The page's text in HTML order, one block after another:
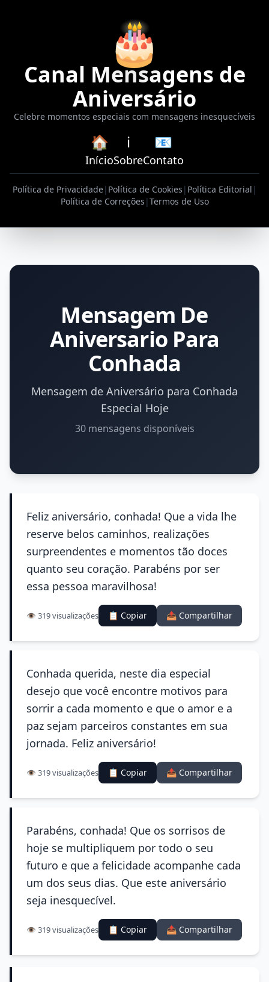
🎂
Canal Mensagens de
Aniversário
Celebre momentos especiais com mensagens inesquecíveis
🏠
Início
ℹ️
Sobre
📧
Contato
Política de Privacidade| Política de Cookies | Política Editorial |
Política de Correções |Termos de Uso
Mensagem De
Aniversario Para
Conhada
Mensagem de Aniversário para Conhada
Especial Hoje
30 mensagens disponíveis
Feliz aniversário, conhada! Que a vida lhe
reserve belos caminhos, realizações
surpreendentes e momentos tão doces
quanto seu coração. Parabéns por ser
essa pessoa maravilhosa!
👁️ 319 visualizações 📋 Copiar 📤 Compartilhar
Conhada querida, neste dia especial
desejo que você encontre motivos para
sorrir a cada momento e que o amor e a
paz sejam parceiros constantes em sua
jornada. Feliz aniversário!
👁️ 319 visualizações 📋 Copiar 📤 Compartilhar
Parabéns, conhada! Que os sorrisos de
hoje se multipliquem por todo o seu
futuro e que a felicidade acompanhe cada
um dos seus dias. Que este aniversário
seja inesquecível.
👁️ 319 visualizações 📋 Copiar 📤 Compartilhar